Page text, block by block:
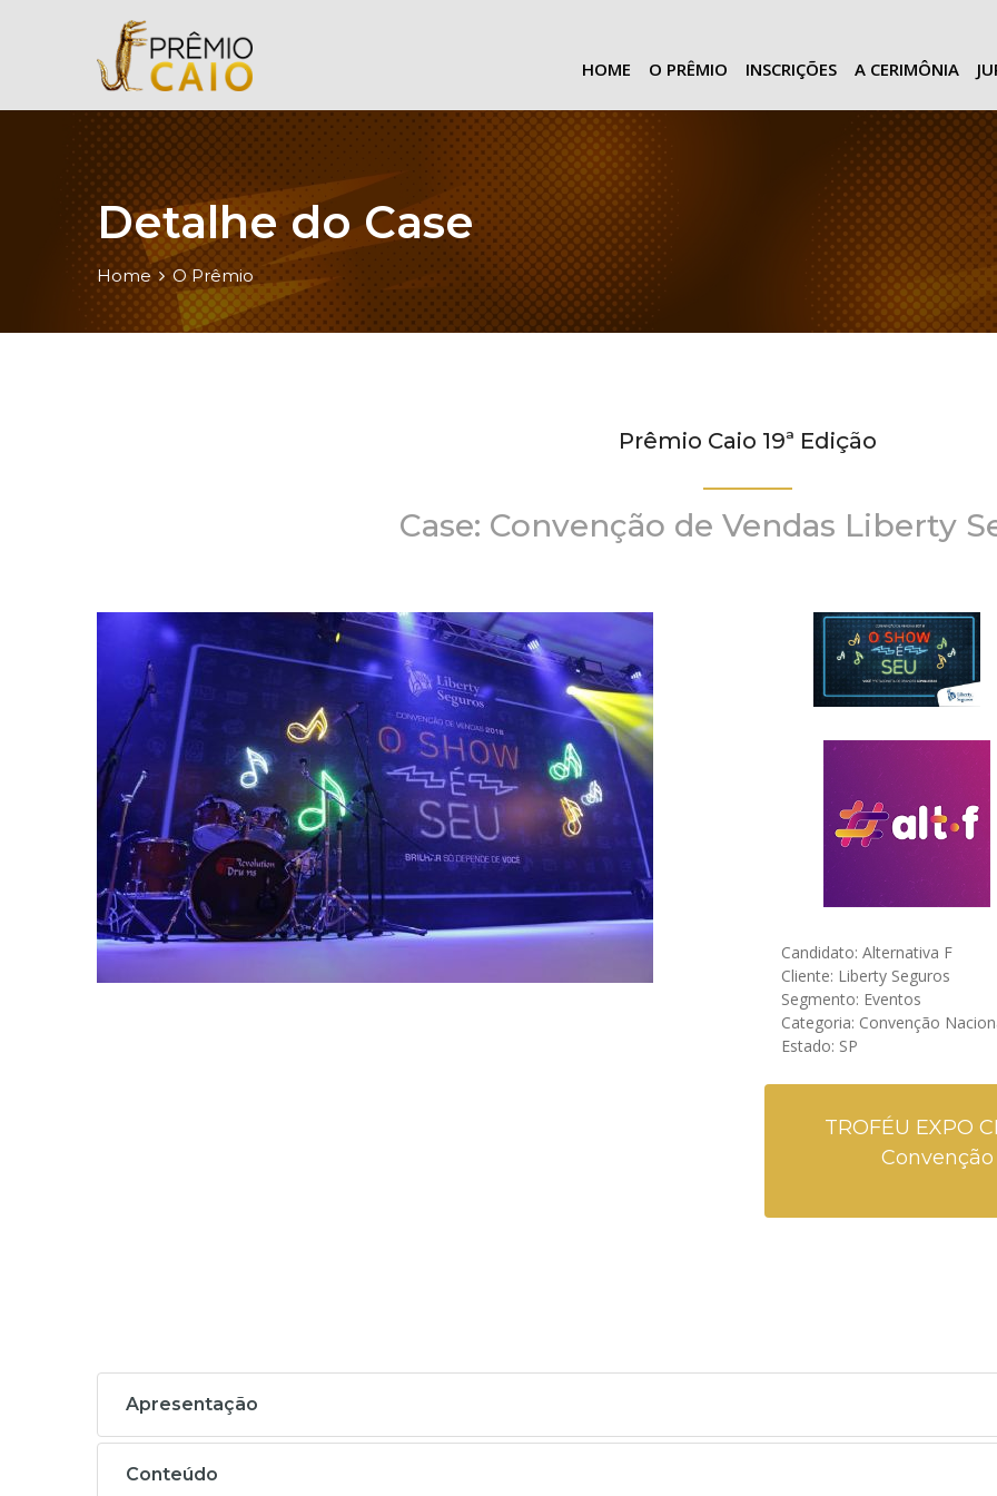
HOME O PRÊMIO INSCRIÇÕES A CERIMÔNIA
Detalhe do Case
Home O Prêmio
Prêmio Caio 19ª Edição
Case: Convenção de Vendas Liberty
Candidato: Alternativa F
Cliente: Liberty Seguros
Segmento: Eventos
Categoria: Convenção
Estado: SP
TROFÉU EXPO
Apresentação
Conteúdo